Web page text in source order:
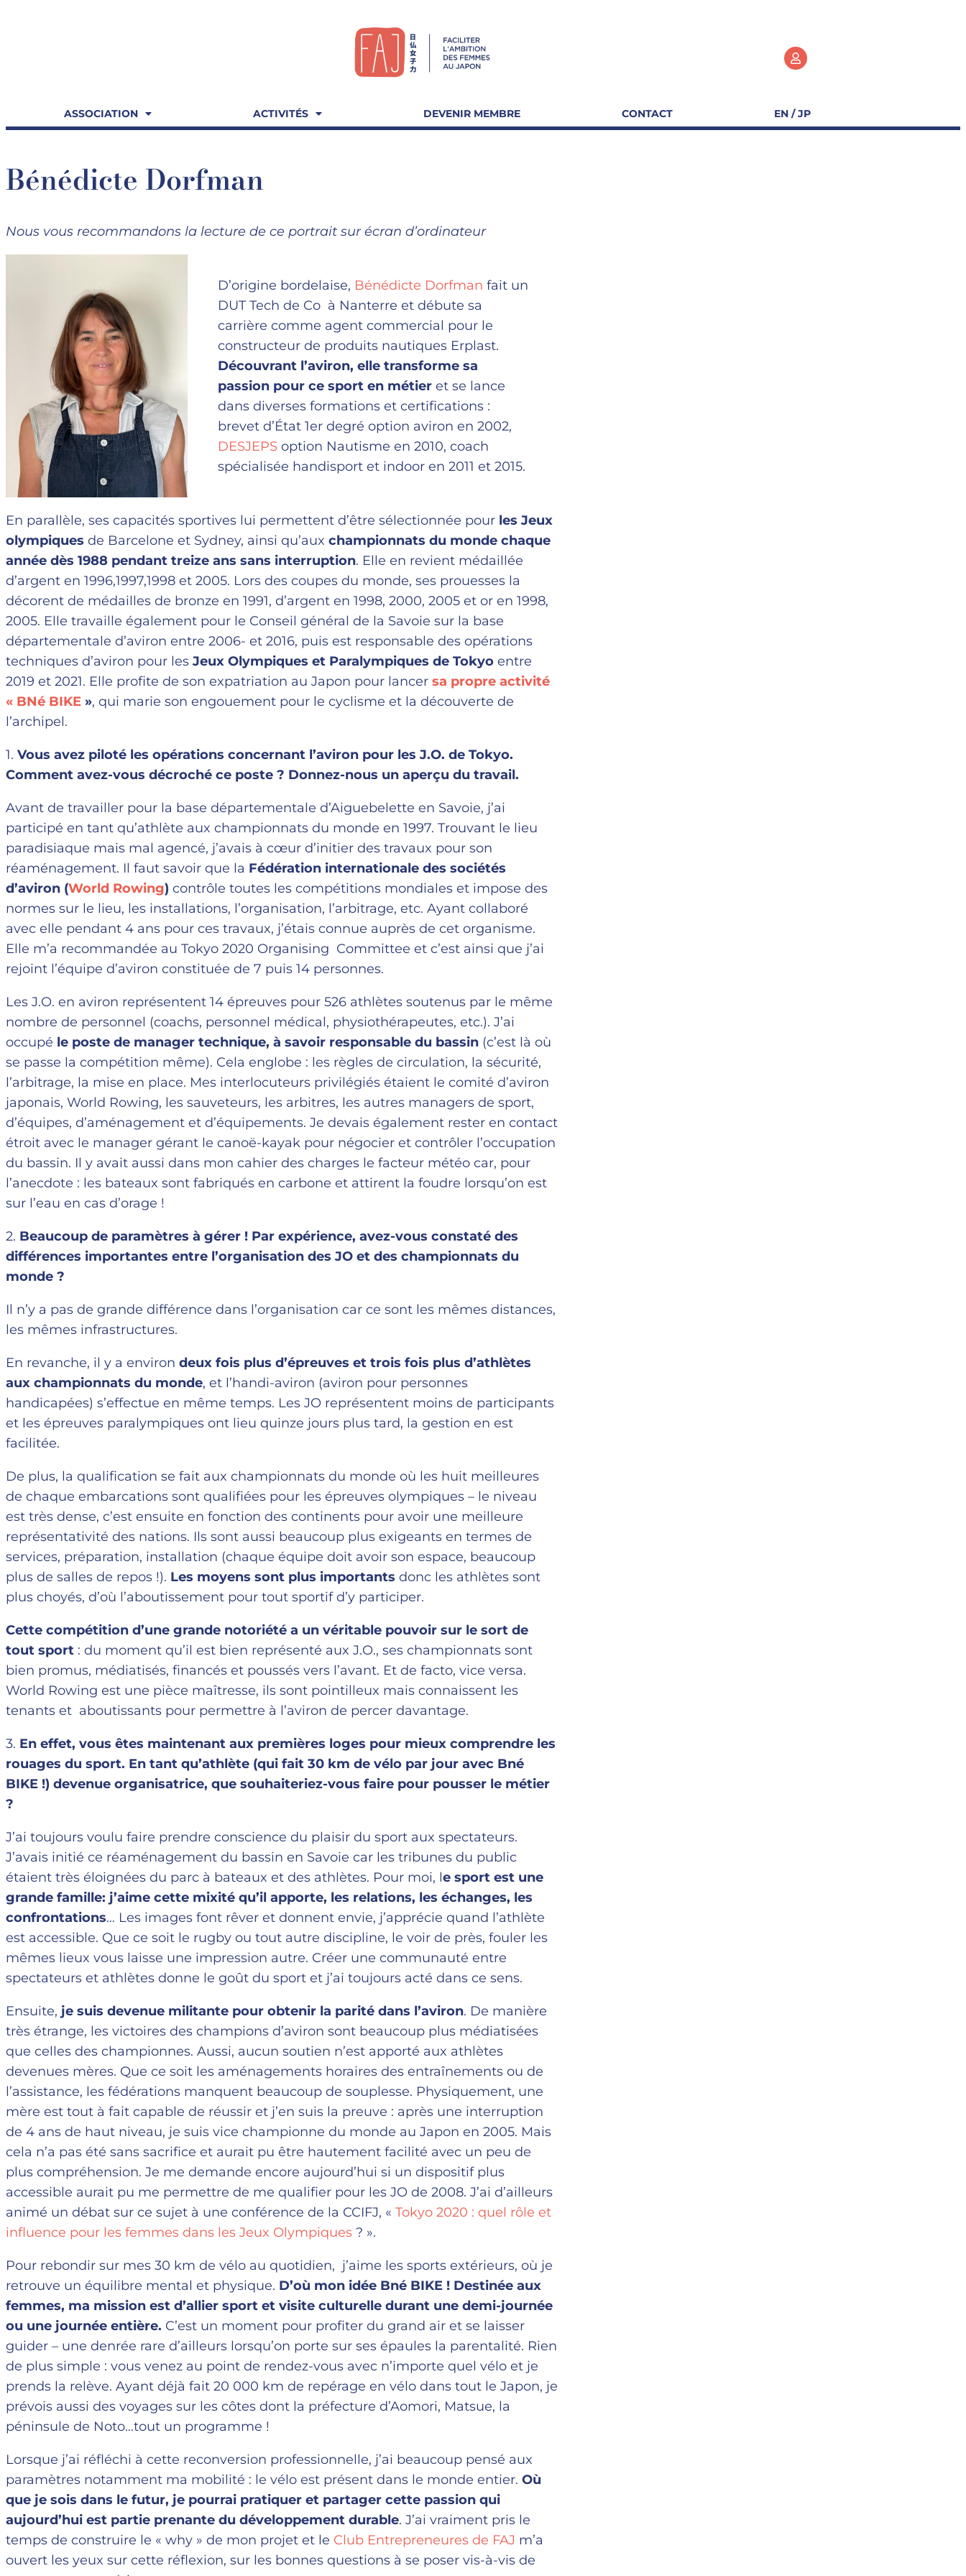
ASSOCIATION ACTIVITÉS DEVENIR MEMBRE CONTACT EN / JP
Bénédicte Dorfman
Nous vous recommandons la lecture de ce portrait sur écran d’ordinateur
D’origine bordelaise, Bénédicte Dorfman fait un
DUT Tech de Co à Nanterre et débute sa
carrière comme agent commercial pour le
constructeur de produits nautiques Erplast.
Découvrant l’aviron, elle transforme sa
passion pour ce sport en métieret se lance
dans diverses formations et certifications :
brevet d’État 1er degré option aviron en 2002,
DESJEPSoption Nautisme en 2010, coach
spécialisée handisport et indoor en 2011 et 2015.
En parallèle, ses capacités sportives lui permettent d’être sélectionnée pour les Jeux
olympiques de Barcelone et Sydney, ainsi qu’aux championnats du monde chaque
année dès 1988 pendant treize ans sans interruption. Elle en revient médaillée
d’argent en 1996,1997,1998 et 2005. Lors des coupes du monde, ses prouesses la
décorent de médailles de bronze en 1991, d’argent en 1998, 2000, 2005 et or en 1998,
2005. Elle travaille également pour le Conseil général de la Savoie sur la base
départementale d’aviron entre 2006- et 2016, puis est responsable des opérations
techniques d’aviron pour les Jeux Olympiques et Paralympiques de Tokyo entre
2019 et 2021. Elle profite de son expatriation au Japon pour lancer sa propre activité
« BNé BIKE », qui marie son engouement pour le cyclisme et la découverte de
l’archipel.
1. Vous avez piloté les opérations concernant l’aviron pour les J.O. de Tokyo.
Comment avez-vous décroché ce poste ? Donnez-nous un aperçu du travail.
Avant de travailler pour la base départementale d’Aiguebelette en Savoie, j’ai
participé en tant qu’athlète aux championnats du monde en 1997. Trouvant le lieu
paradisiaque mais mal agencé, j’avais à cœur d’initier des travaux pour son
réaménagement. Il faut savoir que la Fédération internationale des sociétés
d’aviron (World Rowing) contrôle toutes les compétitions mondiales et impose des
normes sur le lieu, les installations, l’organisation, l’arbitrage, etc. Ayant collaboré
avec elle pendant 4 ans pour ces travaux, j’étais connue auprès de cet organisme.
Elle m’a recommandée au Tokyo 2020 Organising Committee et c’est ainsi que j’ai
rejoint l’équipe d’aviron constituée de 7 puis 14 personnes.
Les J.O. en aviron représentent 14 épreuves pour 526 athlètes soutenus par le même
nombre de personnel (coachs, personnel médical, physiothérapeutes, etc.). J’ai
occupé le poste de manager technique, à savoir responsable du bassin (c’est là où
se passe la compétition même). Cela englobe : les règles de circulation, la sécurité,
l’arbitrage, la mise en place. Mes interlocuteurs privilégiés étaient le comité d’aviron
japonais, World Rowing, les sauveteurs, les arbitres, les autres managers de sport,
d’équipes, d’aménagement et d’équipements. Je devais également rester en contact
étroit avec le manager gérant le canoë-kayak pour négocier et contrôler l’occupation
du bassin. Il y avait aussi dans mon cahier des charges le facteur météo car, pour
l’anecdote : les bateaux sont fabriqués en carbone et attirent la foudre lorsqu’on est
sur l’eau en cas d’orage !
2. Beaucoup de paramètres à gérer ! Par expérience, avez-vous constaté des
différences importantes entre l’organisation des JO et des championnats du
monde ?
Il n’y a pas de grande différence dans l’organisation car ce sont les mêmes distances,
les mêmes infrastructures.
En revanche, il y a environ deux fois plus d’épreuves et trois fois plus d’athlètes
aux championnats du monde, et l’handi-aviron (aviron pour personnes
handicapées) s’effectue en même temps. Les JO représentent moins de participants
et les épreuves paralympiques ont lieu quinze jours plus tard, la gestion en est
facilitée.
De plus, la qualification se fait aux championnats du monde où les huit meilleures
de chaque embarcations sont qualifiées pour les épreuves olympiques – le niveau
est très dense, c’est ensuite en fonction des continents pour avoir une meilleure
représentativité des nations. Ils sont aussi beaucoup plus exigeants en termes de
services, préparation, installation (chaque équipe doit avoir son espace, beaucoup
plus de salles de repos !). Les moyens sont plus importants donc les athlètes sont
plus choyés, d’où l’aboutissement pour tout sportif d’y participer.
Cette compétition d’une grande notoriété a un véritable pouvoir sur le sort de
tout sport : du moment qu’il est bien représenté aux J.O., ses championnats sont
bien promus, médiatisés, financés et poussés vers l’avant. Et de facto, vice versa.
World Rowing est une pièce maîtresse, ils sont pointilleux mais connaissent les
tenants et aboutissants pour permettre à l’aviron de percer davantage.
3. En effet, vous êtes maintenant aux premières loges pour mieux comprendre les
rouages du sport. En tant qu’athlète (qui fait 30 km de vélo par jour avec Bné
BIKE !) devenue organisatrice, que souhaiteriez-vous faire pour pousser le métier
?
J’ai toujours voulu faire prendre conscience du plaisir du sport aux spectateurs.
J’avais initié ce réaménagement du bassin en Savoie car les tribunes du public
étaient très éloignées du parc à bateaux et des athlètes. Pour moi, le sport est une
grande famille: j’aime cette mixité qu’il apporte, les relations, les échanges, les
confrontations… Les images font rêver et donnent envie, j’apprécie quand l’athlète
est accessible. Que ce soit le rugby ou tout autre discipline, le voir de près, fouler les
mêmes lieux vous laisse une impression autre. Créer une communauté entre
spectateurs et athlètes donne le goût du sport et j’ai toujours acté dans ce sens.
Ensuite, je suis devenue militante pour obtenir la parité dans l’aviron. De manière
très étrange, les victoires des champions d’aviron sont beaucoup plus médiatisées
que celles des championnes. Aussi, aucun soutien n’est apporté aux athlètes
devenues mères. Que ce soit les aménagements horaires des entraînements ou de
l’assistance, les fédérations manquent beaucoup de souplesse. Physiquement, une
mère est tout à fait capable de réussir et j’en suis la preuve : après une interruption
de 4 ans de haut niveau, je suis vice championne du monde au Japon en 2005. Mais
cela n’a pas été sans sacrifice et aurait pu être hautement facilité avec un peu de
plus compréhension. Je me demande encore aujourd’hui si un dispositif plus
accessible aurait pu me permettre de me qualifier pour les JO de 2008. J’ai d’ailleurs
animé un débat sur ce sujet à une conférence de la CCIFJ, « Tokyo 2020 : quel rôle et
influence pour les femmes dans les Jeux Olympiques ? ».
Pour rebondir sur mes 30 km de vélo au quotidien, j’aime les sports extérieurs, où je
retrouve un équilibre mental et physique. D’où mon idée Bné BIKE ! Destinée aux
femmes, ma mission est d’allier sport et visite culturelle durant une demi-journée
ou une journée entière. C’est un moment pour profiter du grand air et se laisser
guider – une denrée rare d’ailleurs lorsqu’on porte sur ses épaules la parentalité. Rien
de plus simple : vous venez au point de rendez-vous avec n’importe quel vélo et je
prends la relève. Ayant déjà fait 20 000 km de repérage en vélo dans tout le Japon, je
prévois aussi des voyages sur les côtes dont la préfecture d’Aomori, Matsue, la
péninsule de Noto…tout un programme !
Lorsque j’ai réfléchi à cette reconversion professionnelle, j’ai beaucoup pensé aux
paramètres notamment ma mobilité : le vélo est présent dans le monde entier. Où
que je sois dans le futur, je pourrai pratiquer et partager cette passion qui
aujourd’hui est partie prenante du développement durable. J’ai vraiment pris le
temps de construire le « why » de mon projet et le Club Entrepreneures de FAJ m’a
ouvert les yeux sur cette réflexion, sur les bonnes questions à se poser vis-à-vis de